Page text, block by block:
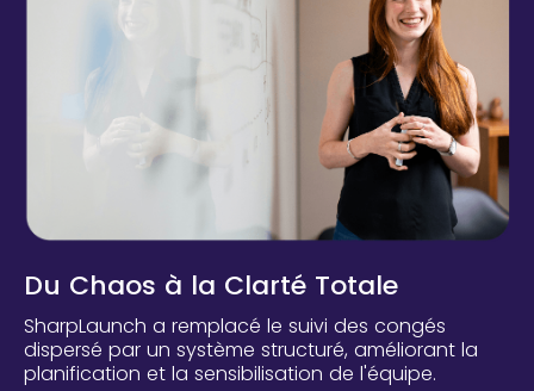
Du Chaos à la Clarté Totale
SharpLaunch a remplacé le suivi des congés
dispersé par un système structuré, améliorant la
planification et la sensibilisation de l'équipe.